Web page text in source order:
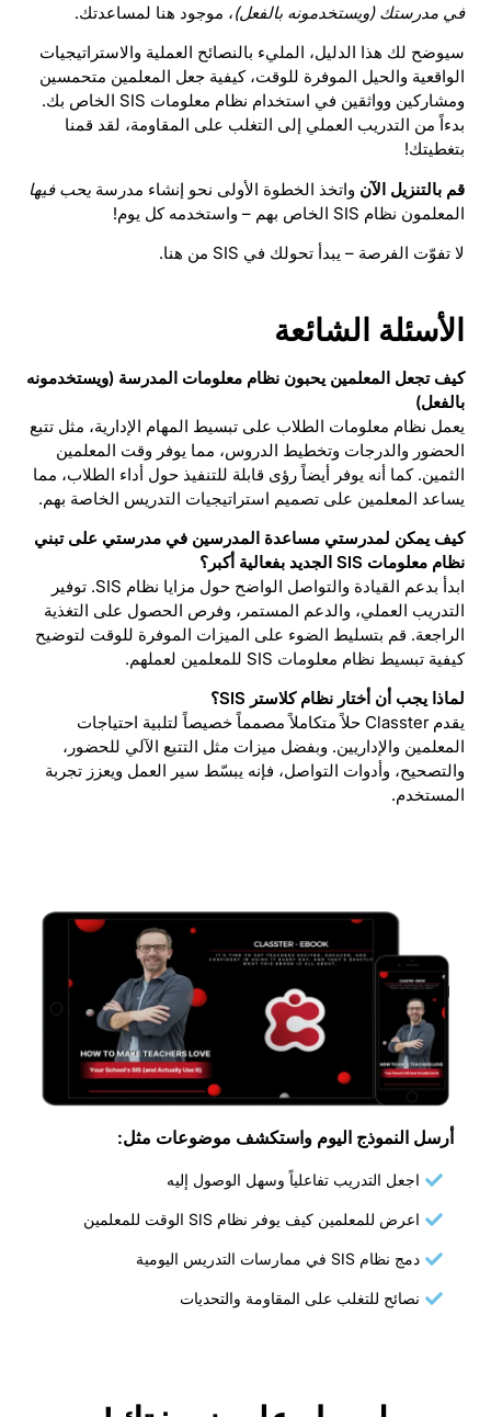
في مدرستك (ويستخدمونه بالفعل)، موجود هنا لمساعدتك.
سيوضح لك هذا الدليل، المليء بالنصائح العملية والاستراتيجيات
الواقعية والحيل الموفرة للوقت، كيفية جعل المعلمين متحمسين
ومشاركين وواثقين في استخدام نظام معلومات SIS الخاص بك.
بدءاً من التدريب العملي إلى التغلب على المقاومة، لقد قمنا
بتغطيتك!
قم بالتنزيل الآن واتخذ الخطوة الأولى نحو إنشاء مدرسة يحب فيها
المعلمون نظام SIS الخاص بهم – واستخدمه كل يوم!
لا تفوّت الفرصة – يبدأ تحولك في SIS من هنا.
الأسئلة الشائعة
كيف تجعل المعلمين يحبون نظام معلومات المدرسة (ويستخدمونه
بالفعل)
يعمل نظام معلومات الطلاب على تبسيط المهام الإدارية، مثل تتبع
الحضور والدرجات وتخطيط الدروس، مما يوفر وقت المعلمين
الثمين. كما أنه يوفر أيضاً رؤى قابلة للتنفيذ حول أداء الطلاب، مما
يساعد المعلمين على تصميم استراتيجيات التدريس الخاصة بهم.
كيف يمكن لمدرستي مساعدة المدرسين في مدرستي على تبني
نظام معلومات SIS الجديد بفعالية أكبر؟
ابدأ بدعم القيادة والتواصل الواضح حول مزايا نظام SIS. توفير
التدريب العملي، والدعم المستمر، وفرص الحصول على التغذية
الراجعة. قم بتسليط الضوء على الميزات الموفرة للوقت لتوضيح
كيفية تبسيط نظام معلومات SIS للمعلمين لعملهم.
لماذا يجب أن أختار نظام كلاستر SIS؟
يقدم Classter حلاً متكاملاً مصمماً خصيصاً لتلبية احتياجات
المعلمين والإداريين. وبفضل ميزات مثل التتبع الآلي للحضور،
والتصحيح، وأدوات التواصل، فإنه يبسّط سير العمل ويعزز تجربة
المستخدم.
أرسل النموذج اليوم واستكشف موضوعات مثل:
اجعل التدريب تفاعلياً وسهل الوصول إليه
اعرض للمعلمين كيف يوفر نظام SIS الوقت للمعلمين
دمج نظام SIS في ممارسات التدريس اليومية
نصائح للتغلب على المقاومة والتحديات